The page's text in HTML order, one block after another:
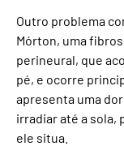
Outro problema
Mórton, uma
perineural, que
pé, e ocorre
apresenta uma
irradiar até a sola,
ele situa.